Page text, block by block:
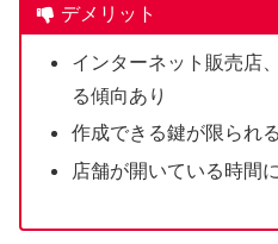
デメリット
インターネット販売店
る傾向あり
作成できる鍵が限られる
店舗が開いている時間